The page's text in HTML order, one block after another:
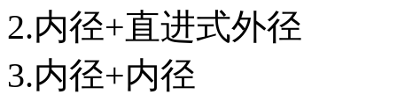
2.内径+直进式外径
3.内径+内径